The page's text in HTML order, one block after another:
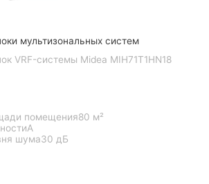
мультизональных систем
VRF-системы Midea MIH71T1HN18
80 м²
A
30 дБ